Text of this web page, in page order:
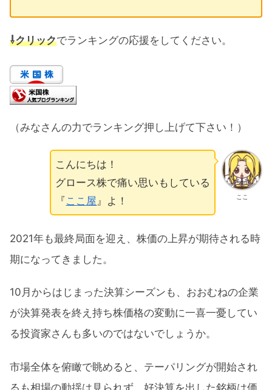
⇩クリックでランキングの応援をしてください。
（みなさんの力でランキング押し上げて下さい！）
ここ
こんにちは！
グロース株で痛い思いもしている
『 ここ屋』よ！
2021年も最終局面を迎え、株価の上昇が期待される時
期になってきました。
10月からはじまった決算シーズンも、おおむねの企業
が決算発表を終え持ち株価格の変動に一喜一憂してい
る投資家さんも多いのではないでしょうか。
市場全体を俯瞰で眺めると、テーパリングが開始され
るも相場の動揺は見られず、好決算を出した銘柄は価